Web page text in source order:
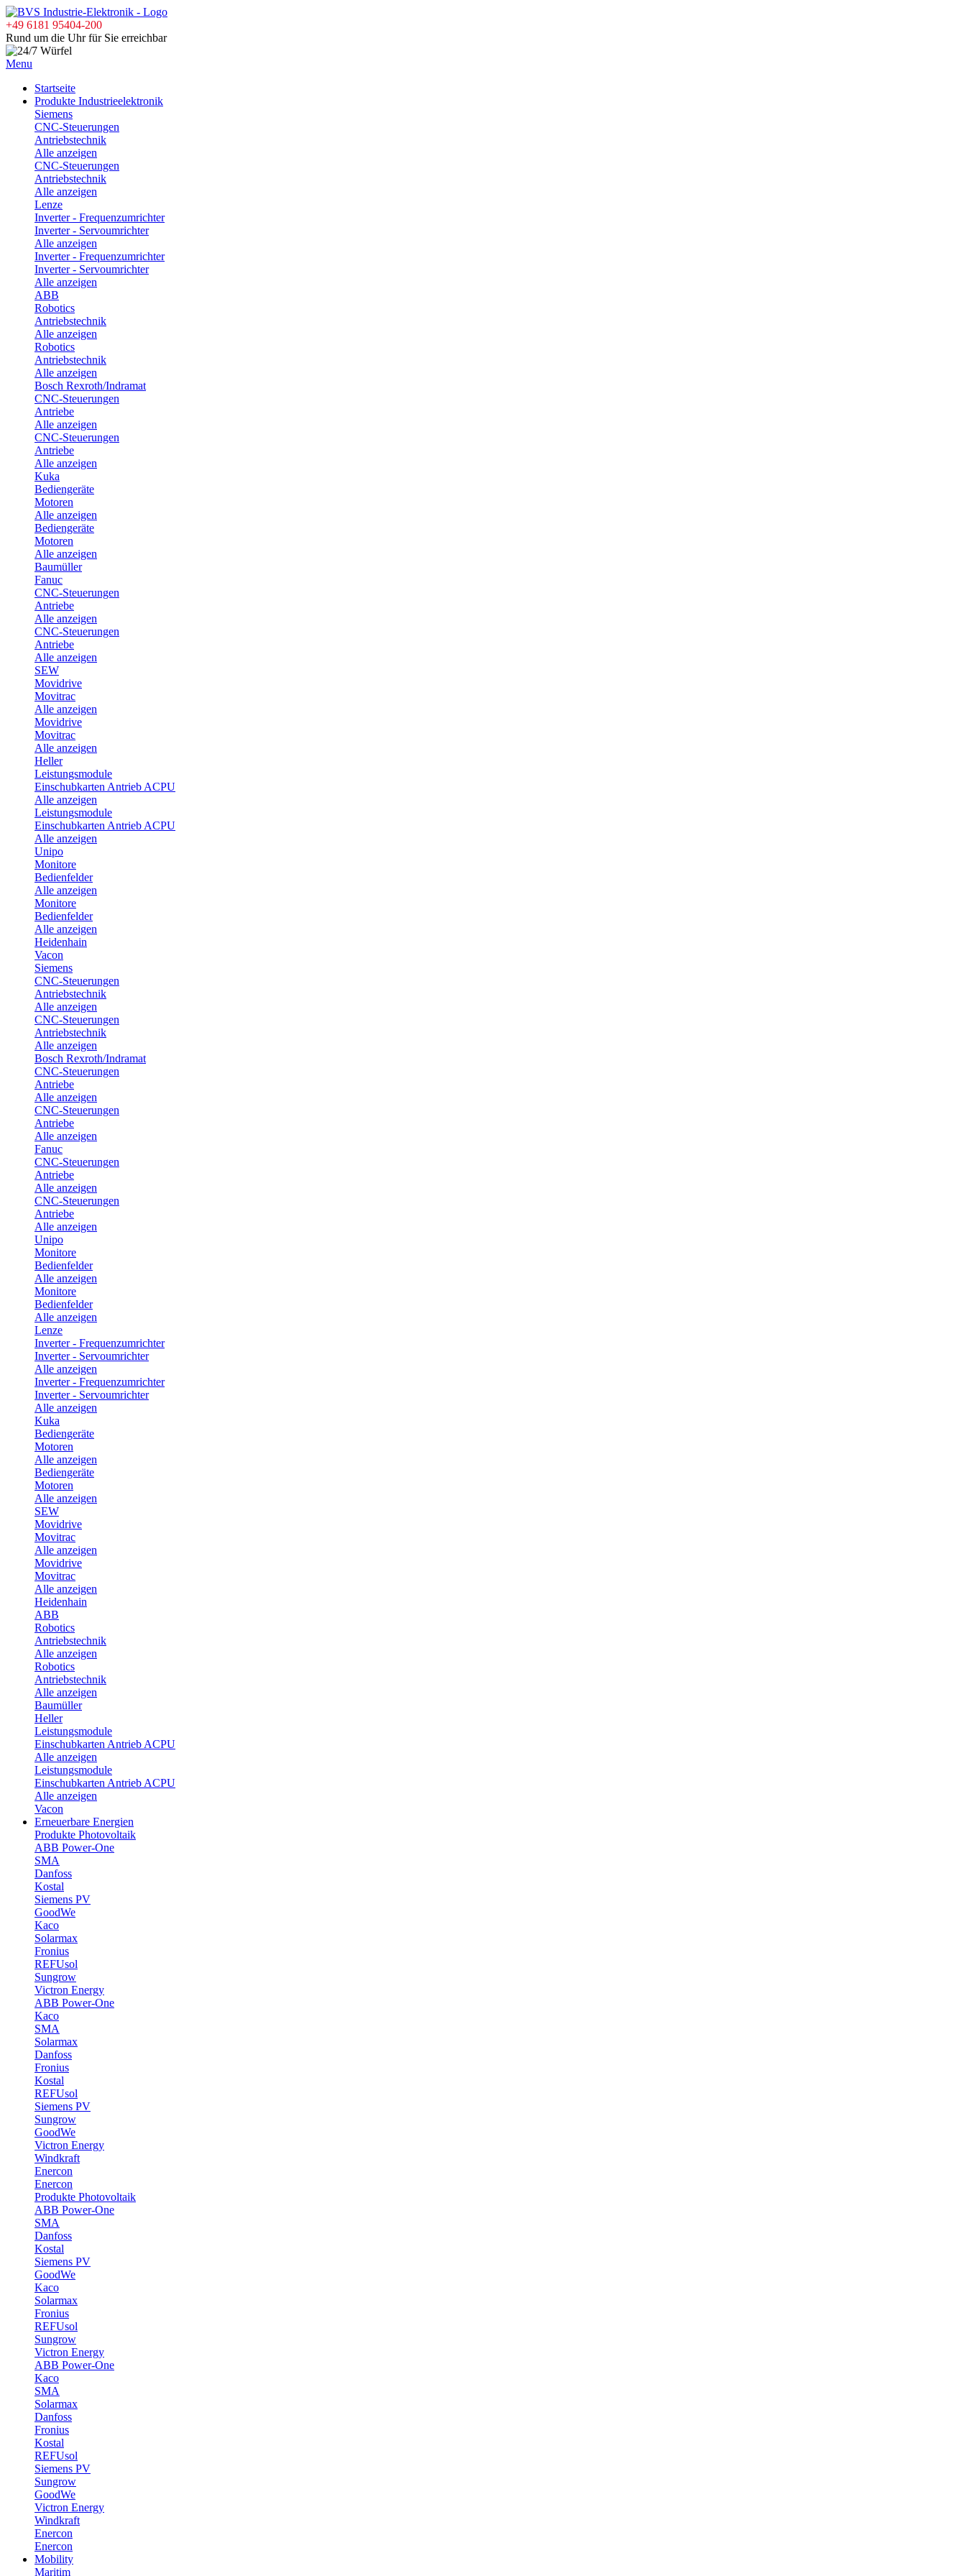
+49 6181 95404-200
Rund um die Uhr für Sie erreichbar
Menu
Startseite
Produkte Industrieelektronik
Siemens
CNC-Steuerungen
Antriebstechnik
Alle anzeigen
CNC-Steuerungen
Antriebstechnik
Alle anzeigen
Lenze
Inverter - Frequenzumrichter
Inverter - Servoumrichter
Alle anzeigen
Inverter - Frequenzumrichter
Inverter - Servoumrichter
Alle anzeigen
ABB
Robotics
Antriebstechnik
Alle anzeigen
Robotics
Antriebstechnik
Alle anzeigen
Bosch Rexroth/Indramat
CNC-Steuerungen
Antriebe
Alle anzeigen
CNC-Steuerungen
Antriebe
Alle anzeigen
Kuka
Bediengeräte
Motoren
Alle anzeigen
Bediengeräte
Motoren
Alle anzeigen
Baumüller
Fanuc
CNC-Steuerungen
Antriebe
Alle anzeigen
CNC-Steuerungen
Antriebe
Alle anzeigen
SEW
Movidrive
Movitrac
Alle anzeigen
Movidrive
Movitrac
Alle anzeigen
Heller
Leistungsmodule
Einschubkarten Antrieb ACPU
Alle anzeigen
Leistungsmodule
Einschubkarten Antrieb ACPU
Alle anzeigen
Unipo
Monitore
Bedienfelder
Alle anzeigen
Monitore
Bedienfelder
Alle anzeigen
Heidenhain
Vacon
Siemens
CNC-Steuerungen
Antriebstechnik
Alle anzeigen
CNC-Steuerungen
Antriebstechnik
Alle anzeigen
Bosch Rexroth/Indramat
CNC-Steuerungen
Antriebe
Alle anzeigen
CNC-Steuerungen
Antriebe
Alle anzeigen
Fanuc
CNC-Steuerungen
Antriebe
Alle anzeigen
CNC-Steuerungen
Antriebe
Alle anzeigen
Unipo
Monitore
Bedienfelder
Alle anzeigen
Monitore
Bedienfelder
Alle anzeigen
Lenze
Inverter - Frequenzumrichter
Inverter - Servoumrichter
Alle anzeigen
Inverter - Frequenzumrichter
Inverter - Servoumrichter
Alle anzeigen
Kuka
Bediengeräte
Motoren
Alle anzeigen
Bediengeräte
Motoren
Alle anzeigen
SEW
Movidrive
Movitrac
Alle anzeigen
Movidrive
Movitrac
Alle anzeigen
Heidenhain
ABB
Robotics
Antriebstechnik
Alle anzeigen
Robotics
Antriebstechnik
Alle anzeigen
Baumüller
Heller
Leistungsmodule
Einschubkarten Antrieb ACPU
Alle anzeigen
Leistungsmodule
Einschubkarten Antrieb ACPU
Alle anzeigen
Vacon
Erneuerbare Energien
Produkte Photovoltaik
ABB Power-One
SMA
Danfoss
Kostal
Siemens PV
GoodWe
Kaco
Solarmax
Fronius
REFUsol
Sungrow
Victron Energy
ABB Power-One
Kaco
SMA
Solarmax
Danfoss
Fronius
Kostal
REFUsol
Siemens PV
Sungrow
GoodWe
Victron Energy
Windkraft
Enercon
Enercon
Produkte Photovoltaik
ABB Power-One
SMA
Danfoss
Kostal
Siemens PV
GoodWe
Kaco
Solarmax
Fronius
REFUsol
Sungrow
Victron Energy
ABB Power-One
Kaco
SMA
Solarmax
Danfoss
Fronius
Kostal
REFUsol
Siemens PV
Sungrow
GoodWe
Victron Energy
Windkraft
Enercon
Enercon
Mobility
Maritim